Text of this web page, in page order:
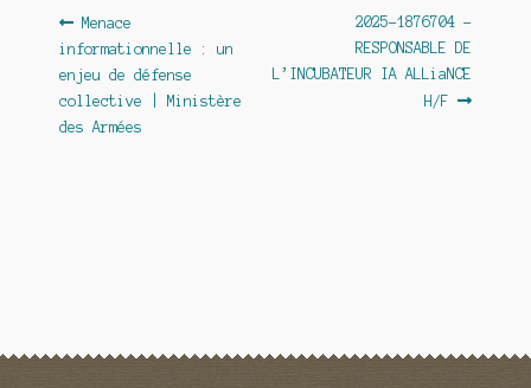
Navigation
de
l’article
Article
précédent :
Menace
informationnelle : un
enjeu de défense
collective | Ministère
des Armées
Article
suivant :
2025-1876704 –
RESPONSABLE DE
L’INCUBATEUR IA ALLiaNCE
H/F